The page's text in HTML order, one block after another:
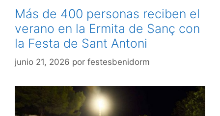
Más de 400 personas reciben el
verano en la Ermita de Sanç con
la Festa de Sant Antoni
junio 21, 2026 por festesbenidorm